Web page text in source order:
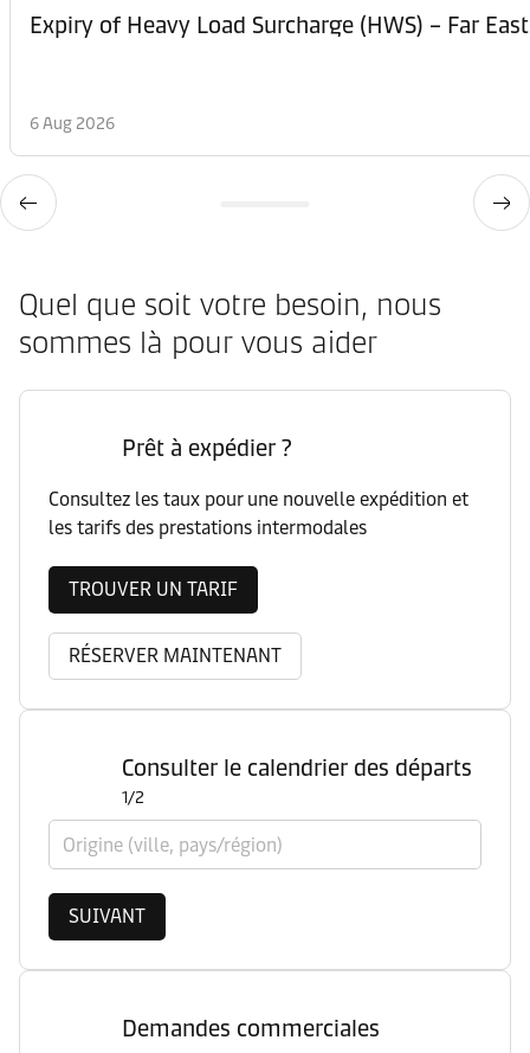
Expiry of Heavy Load Surcharge (HWS) – Far
6 Aug 2026
Quel que soit votre besoin, nous
sommes là pour vous aider
Prêt à expédier ?
Consultez les taux pour une nouvelle expédition et
les tarifs des prestations intermodales
TROUVER UN TARIF
RÉSERVER MAINTENANT
Consulter le calendrier des départs
1/2
Origine (ville, pays/région)
SUIVANT
Demandes commerciales